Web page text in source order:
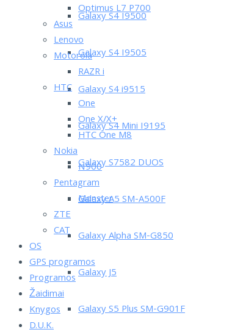
Galaxy S4 I9500
Galaxy S4 I9505
Galaxy S4 i9515
Galaxy S4 Mini I9195
Galaxy S7582 DUOS
Galaxy A5 SM-A500F
Galaxy Alpha SM-G850
Galaxy J5
Galaxy S5 Plus SM-G901F
Optimus L7 P700
Asus
Lenovo
Motorola
RAZR i
HTC
One
One X/X+
HTC One M8
Nokia
N900
Pentagram
Monster
ZTE
CAT
OS
GPS programos
Programos
Žaidimai
Knygos
D.U.K.